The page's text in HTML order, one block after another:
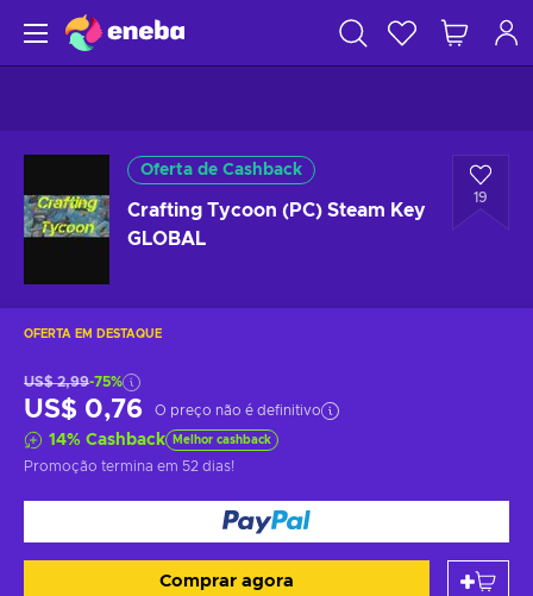
Oferta de Cashback
Crafting Tycoon (PC) Steam Key
GLOBAL
19
OFERTA EM DESTAQUE
US$ 2,99-75%
US$ 0,76 O preço não é definitivo
14% Cashback Melhor cashback
Promoção termina em 52 dias!
Comprar agora